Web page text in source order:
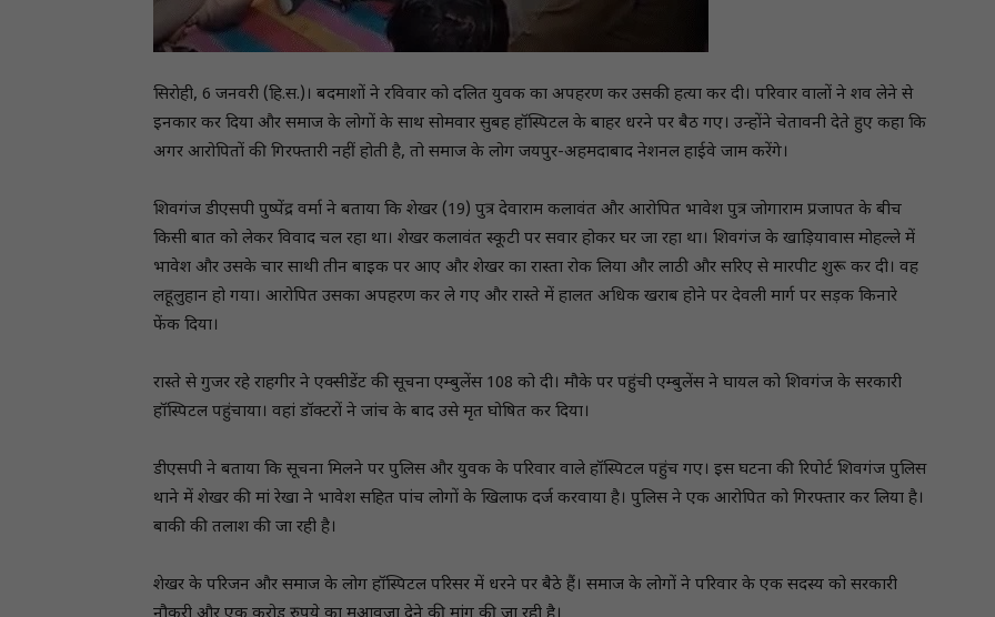
सिराेही, 6 जनवरी (हि.स.)। बदमाशों ने रविवार को दलित युवक का अपहरण कर उसकी हत्या कर दी। परिवार वालों ने शव लेने से
इनकार कर दिया और समाज के लोगों के साथ सोमवार सुबह हॉस्पिटल के बाहर धरने पर बैठ गए। उन्होंने चेतावनी देते हुए कहा कि
अगर आरोपिताें की गिरफ्तारी नहीं होती है, तो समाज के लोग जयपुर-अहमदाबाद नेशनल हाईवे जाम करेंगे।
शिवगंज डीएसपी पुष्पेंद्र वर्मा ने बताया कि शेखर (19) पुत्र देवाराम कलावंत और आरोपित भावेश पुत्र जोगाराम प्रजापत के बीच
किसी बात को लेकर विवाद चल रहा था। शेखर कलावंत स्कूटी पर सवार होकर घर जा रहा था। शिवगंज के खाड़ियावास मोहल्ले में
भावेश और उसके चार साथी तीन बाइक पर आए और शेखर का रास्ता रोक लिया और लाठी और सरिए से मारपीट शुरू कर दी। वह
लहूलुहान हो गया। आरोपित उसका अपहरण कर ले गए और रास्ते में हालत अधिक खराब होने पर देवली मार्ग पर सड़क किनारे
फेंक दिया।
रास्ते से गुजर रहे राहगीर ने एक्सीडेंट की सूचना एम्बुलेंस 108 को दी। मौके पर पहुंची एम्बुलेंस ने घायल को शिवगंज के सरकारी
हॉस्पिटल पहुंचाया। वहां डॉक्टरों ने जांच के बाद उसे मृत घोषित कर दिया।
डीएसपी ने बताया कि सूचना मिलने पर पुलिस और युवक के परिवार वाले हॉस्पिटल पहुंच गए। इस घटना की रिपोर्ट शिवगंज पुलिस
थाने में शेखर की मां रेखा ने भावेश सहित पांच लोगों के खिलाफ दर्ज करवाया है। पुलिस ने एक आरोपित को गिरफ्तार कर लिया है।
बाकी की तलाश की जा रही है।
शेखर के परिजन और समाज के लोग हॉस्पिटल परिसर में धरने पर बैठे हैं। समाज के लोगों ने परिवार के एक सदस्य को सरकारी